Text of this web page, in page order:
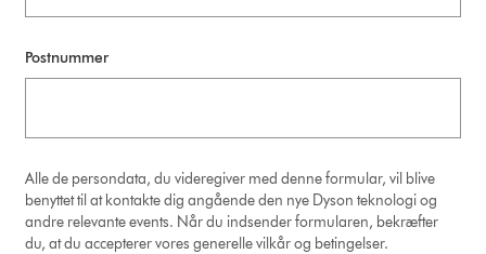
Postnummer
Alle de persondata, du videregiver med denne formular, vil blive
benyttet til at kontakte dig angående den nye Dyson teknologi og
andre relevante events. Når du indsender formularen, bekræfter
du, at du accepterer vores generelle vilkår og betingelser.